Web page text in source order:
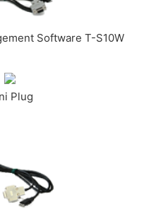
Software T-S10W
Plug